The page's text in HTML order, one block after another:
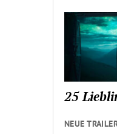
25
NEUE